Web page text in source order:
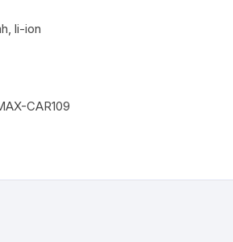
li-ion
CAR109